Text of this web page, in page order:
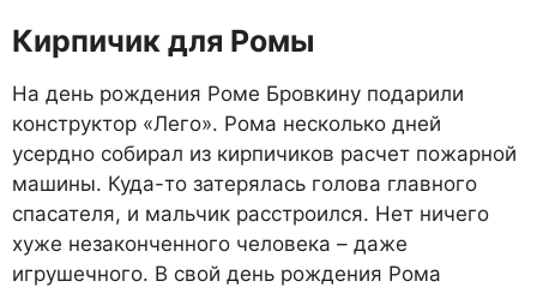
Кирпичик для Ромы
На день рождения Роме Бровкину подарили
конструктор «Лего». Рома несколько дней
усердно собирал из кирпичиков расчет пожарной
машины. Куда-то затерялась голова главного
спасателя, и мальчик расстроился. Нет ничего
хуже незаконченного человека – даже
игрушечного. В свой день рождения Рома